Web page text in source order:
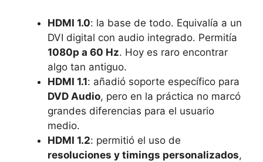
HDMI 1.0: la base de todo. Equivalía a un
DVI digital con audio integrado. Permitía
1080p a 60 Hz. Hoy es raro encontrar
algo tan antiguo.
HDMI 1.1: añadió soporte específico para
DVD Audio, pero en la práctica no marcó
grandes diferencias para el usuario
medio.
HDMI 1.2: permitió el uso de
resoluciones y timings personalizados,